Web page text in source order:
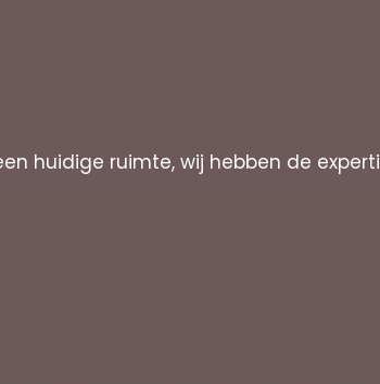
huidige ruimte, wij hebben de